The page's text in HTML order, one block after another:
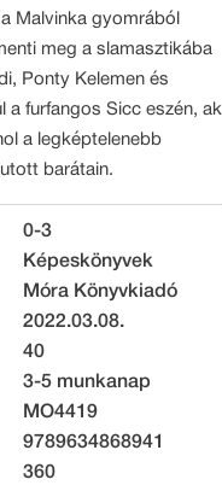
Malvinka gyomrából
meg a slamasztikába
Ponty Kelemen és
a furfangos Sicc eszén,
a legképtelenebb
barátain.
0-3
Képeskönyvek
Móra Könyvkiadó
2022.03.08.
40
3-5 munkanap
MO4419
9789634868941
360